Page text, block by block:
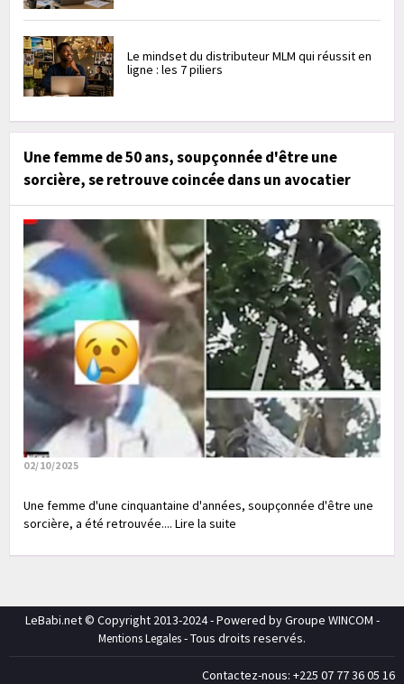
Le mindset du distributeur MLM qui réussit en
ligne : les 7 piliers
Une femme de 50 ans, soupçonnée d'être une
sorcière, se retrouve coincée dans un avocatier
02/10/2025
Une femme d'une cinquantaine d'années, soupçonnée d'être une
sorcière, a été retrouvée.... Lire la suite
LeBabi.net © Copyright 2013-2024 - Powered by Groupe WINCOM -
Mentions Legales- Tous droits reservés.
Contactez-nous: +225 07 77 36 05 16